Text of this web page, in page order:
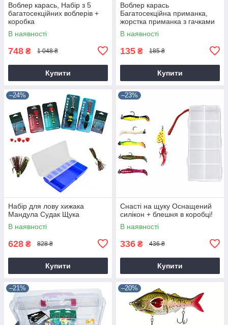
Воблер карась, Набір з 5
багатосекційних воблерів +
коробка
В наявності
748 ₴ 1 048 ₴
Купити
Воблер карась
Багатосекційна приманка,
жорстка приманка з гачками
В наявності
135 ₴ 185 ₴
Купити
–24%
Набір для лову хижака
Мандула Судак Щука
В наявності
628 ₴ 828 ₴
Купити
–23%
Снасті на щуку Оснащений
силікон + блешня в коробці!
В наявності
336 ₴ 436 ₴
Купити
–21% –20%